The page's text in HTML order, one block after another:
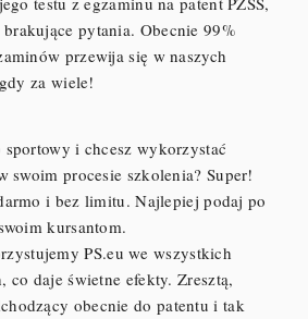
pytania. Obecnie 99%
przewija się w naszych
za wiele!
sportowy i chcesz wykorzystać
swoim procesie szkolenia? Super!
i bez limitu. Najlepiej podaj po
kursantom.
PS.eu we wszystkich
co daje świetne efekty. Zresztą,
obecnie do patentu i tak